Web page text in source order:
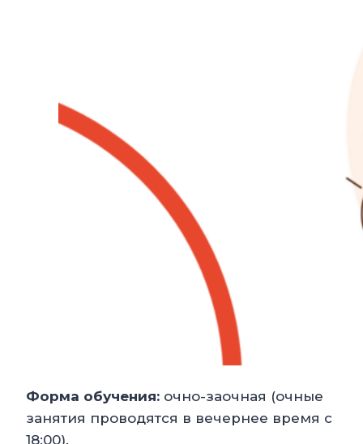
Форма обучения: очно-заочная (очные
занятия проводятся в вечернее время c
18:00).